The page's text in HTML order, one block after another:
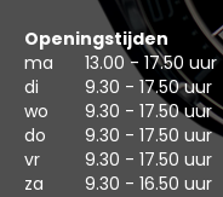
Openingstijden
ma
13.00 - 17.50 uur
di
9.30 - 17.50 uur
wo
9.30 - 17.50 uur
do
9.30 - 17.50 uur
vr
9.30 - 17.50 uur
za
9.30 - 16.50 uur